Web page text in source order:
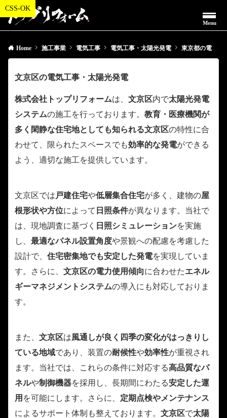
Menu
Home 施工事業 電気工事 電気工事・太陽光発電 東京都の電気工事・太陽光発電
文京区の電気工事・太陽光発電
株式会社トップリフォームは、 文京区内で太陽光発電
システムの施工を行っております。 教育・医療機関が
多く閑静な住宅地としても知られる文京区の特性に合
わせて、限られたスペースでも効率的な発電ができる
よう、適切な施工を提供しています。
文京区では 戸建住宅や低層集合住宅が多く、建物の屋
根形状や方位によって 日照条件が異なります。当社で
は、現地調査に基づく 日照シミュレーションを実施
し、 最適なパネル設置角度や景観への配慮を考慮した
設計で、 住宅密集地でも安定した発電を実現していま
す。さらに、 文京区の電力使用傾向に合わせたエネル
ギーマネジメントシステムの導入にも対応しておりま
す。
また、 文京区は風通しが良く四季の変化がはっきりし
ている地域であり、装置の耐候性や効率性が重視され
ます。当社では、これらの条件に対応する高品質なパ
ネルや制御機器を採用し、長期間にわたる安定した運
用 を可能にします。さらに、 定期点検やメンテナンス
によるサポート体制も整えております。 文京区で太陽